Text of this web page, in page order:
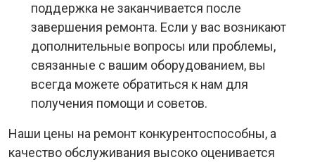
поддержка не заканчивается после
завершения ремонта. Если у вас возникают
дополнительные вопросы или проблемы,
связанные с вашим оборудованием, вы
всегда можете обратиться к нам для
получения помощи и советов.
Наши цены на ремонт конкурентоспособны, а
качество обслуживания высоко оценивается